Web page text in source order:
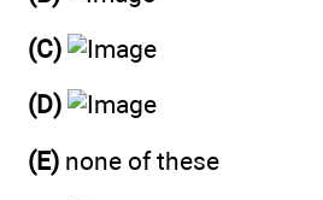
(C)
(D)
(E) none of these